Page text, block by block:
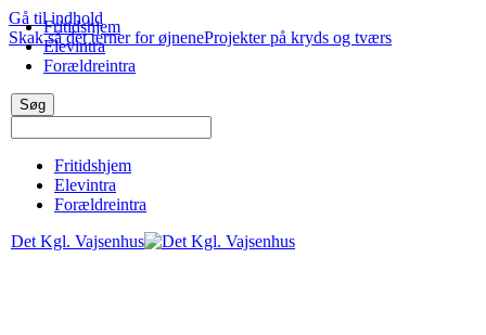
Gå til indhold
Skak så det terner for øjneneProjekter på kryds og tværs
Fritidshjem
Elevintra
Forældreintra
Det Kgl. Vajsenhus
Fritidshjem
Elevintra
Forældreintra